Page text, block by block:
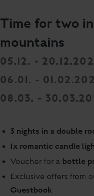
Time for two
mountains
05.12. -
06.01. -
08.03. -
3 nights in a double
1x romantic candle
Voucher for a bottle
Exclusive offers from
Guestbook